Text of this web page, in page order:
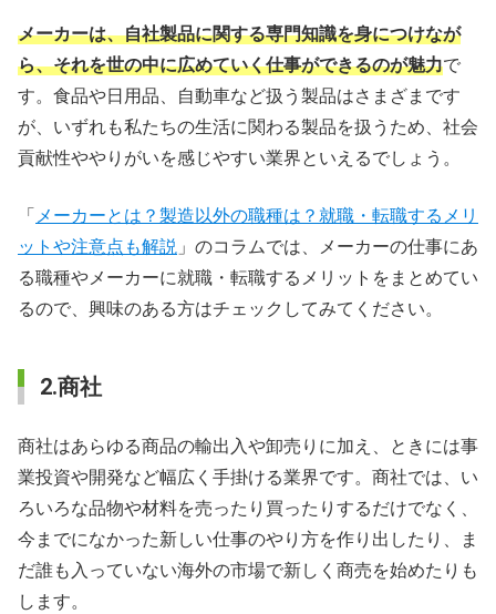
メーカーは、自社製品に関する専門知識を身につけなが
ら、それを世の中に広めていく仕事ができるのが魅力で
す。食品や日用品、自動車など扱う製品はさまざまです
が、いずれも私たちの生活に関わる製品を扱うため、社会
貢献性ややりがいを感じやすい業界といえるでしょう。
「 メーカーとは？製造以外の職種は？就職・転職するメリ
ットや注意点も解説 」のコラムでは、メーカーの仕事にあ
る職種やメーカーに就職・転職するメリットをまとめてい
るので、興味のある方はチェックしてみてください。
2.商社
商社はあらゆる商品の輸出入や卸売りに加え、ときには事
業投資や開発など幅広く手掛ける業界です。商社では、い
ろいろな品物や材料を売ったり買ったりするだけでなく、
今までになかった新しい仕事のやり方を作り出したり、ま
だ誰も入っていない海外の市場で新しく商売を始めたりも
します。